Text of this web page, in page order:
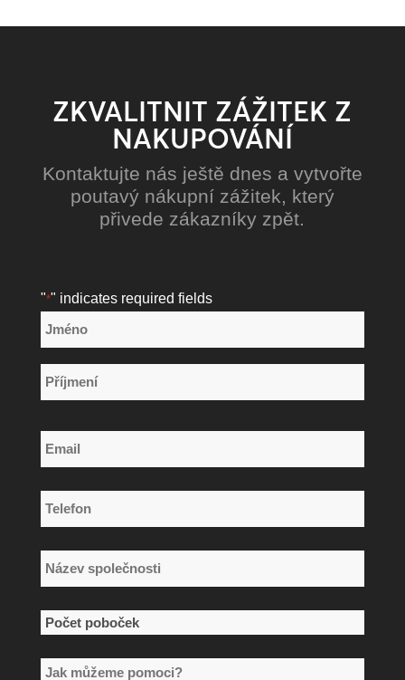
ZKVALITNIT ZÁŽITEK Z
NAKUPOVÁNÍ
Kontaktujte nás ještě dnes a vytvořte
poutavý nákupní zážitek, který
přivede zákazníky zpět.
"*" indicates required fields
Název
*
Jméno
Email
*
Telefon
*
Název
společnosti
*
Počet
*Jak